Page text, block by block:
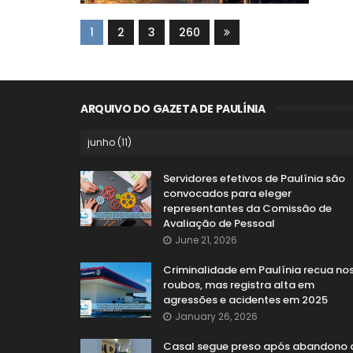
1 2 3 260
ARQUIVO DO GAZETA DE PAULÍNIA
Servidores efetivos de Paulínia são
convocados para eleger
representantes da Comissão de
Avaliação de Pessoal
June 21, 2026
Criminalidade em Paulínia recua
roubos, mas registra alta em
agressões e acidentes em 2025
January 26, 2026
Casal segue preso após abandono